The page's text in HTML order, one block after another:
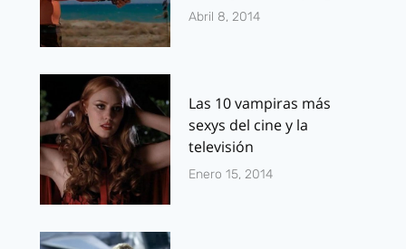
Abril 8, 2014
Las 10 vampiras más
sexys del cine y la
televisión
Enero 15, 2014